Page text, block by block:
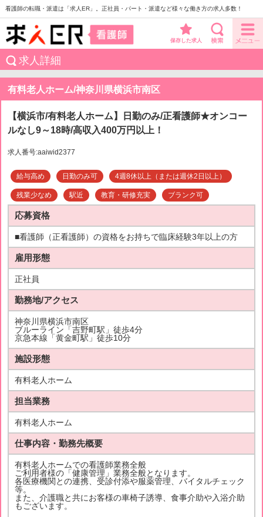
看護師の転職・派遣は「求人ER」。正社員・パート・派遣など様々な働き方の求人多数！
保存した求人
求人詳細
有料老人ホーム/神奈川県横浜市南区
【横浜市/有料老人ホーム】日勤のみ/正看護師★オンコー
ルなし9～18時/高収入400万円以上！
求人番号:aaiwid2377
給与高め 日勤のみ可 4週8休以上（または週休2日以上）
残業少なめ 駅近 教育・研修充実 ブランク可
応募資格
■看護師（正看護師）の資格をお持ちで臨床経験3年以上の方
雇用形態
正社員
勤務地/アクセス
神奈川県横浜市南区
ブルーライン「吉野町駅」徒歩4分
京急本線「黄金町駅」徒歩10分
施設形態
有料老人ホーム
担当業務
有料老人ホーム
仕事内容・勤務先概要
有料老人ホームでの看護師業務全般
ご利用者様の「健康管理」業務全般となります。
各医療機関との連携、受診付添や服薬管理、バイタルチェック
等。
また、介護職と共にお客様の車椅子誘導、食事介助や入浴介助
もございます。